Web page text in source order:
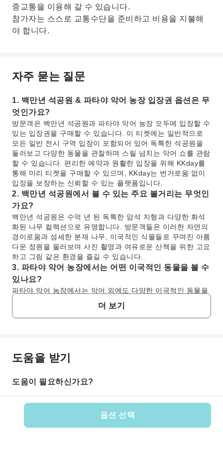
옵션 선택
중교통을 이용해 갈 수 있습니다.
참가자는 스스로 교통수단을 준비하고 비용을 지불해
야 합니다.
자주 묻는 질문
1. 백만년 석공원 & 파타야 악어 농장 입장권 옵션은 무
엇인가요?
방문객은 백만년 석공원과 파타야 악어 농장 모두에 입장할 수
있는 입장권을 구매할 수 있습니다. 이 티켓에는 일반적으로
모든 일반 전시 구역 입장이 포함되어 있어 독특한 석공원을
둘러보고 다양한 동물을 관찰하며 스릴 넘치는 악어 쇼를 관람
할 수 있습니다. 편리한 예약과 원활한 입장을 위해 KKday를
통해 미리 티켓을 구매할 수 있으며, KKday는 번거로움 없이
입장을 보장하는 신뢰할 수 있는 플랫폼입니다.
2. 백만년 석공원에서 볼 수 있는 주요 볼거리는 무엇인
가요?
백만년 석공원은 수억 년 된 독특한 암석 지형과 다양한 화석
화된 나무 컬렉션으로 유명합니다. 방문객들은 이러한 자연의
경이로움과 섬세한 분재 나무, 이국적인 식물들로 꾸며진 아름
다운 정원을 둘러보며 사진 촬영과 여유로운 산책을 위한 고요
하고 그림 같은 환경을 즐길 수 있습니다.
3. 파타야 악어 농장에서는 어떤 이국적인 동물을 볼 수
있나요?
파타야 악어 농장에서는 악어 외에도 다양한 이국적인 동물을
만날 수 있습니다. 이 농장에는 위풍당당한 기린, 희귀한 흰 호
랑이, 온순한 낙타 등 흥미로운 생물들이 서식하고 있습니다.
단 한 곳에서 다양한 야생 동물을 관찰하고 여러 종에 대해 배
나요?
파타야 악어 농장에서는 방문객들에게 큰 인기를 얻고 있는 일
청난 힘과 민첩성을 선보이며, 종종 조련사들이 이 강력한 파
미롭고 교육적인 경험을 선사합니다.
5. 백만년 석공원 & 파타야 악어 농장 방문에 권장되는
시간은 얼마나 되나요?
더 보기
자주 묻는 질문
1. 백만년 석공원 & 파타야 악어 농장 입장권 옵션은
방문객은 백만년 석공원과 파타야 악어 농장 모두에 입장
할 수 있는 입장권을 구매할 수 있습니다. 이 티켓에는 일
반적으로 모든 일반 전시 구역 입장이 포함되어 있어 독특
도움을 받기
도움이 필요하신가요?
상품 번호: 155565